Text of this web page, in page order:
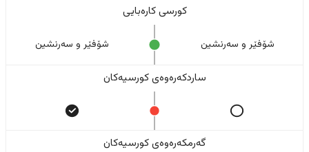
کورسی کارەبایی
شۆفێر و سەرنشین شۆفێر و سەرنشین
ساردکەرەوەی کورسیەکان
گەرمکەرەوەی کورسیەکان